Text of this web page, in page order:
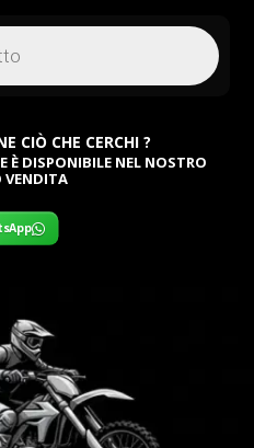
CIÒ CHE CERCHI ?
È DISPONIBILE NEL NOSTRO
VENDITA